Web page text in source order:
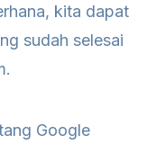
kita dapat
sudah selesai
Google